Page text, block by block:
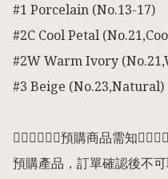
#1 Porcelain (No.13-17)
#2C Cool Petal
#2W Warm Ivory
#3 Beige (No.23,Natural)
👇🏻👇🏻👇🏻預購商品需知
預購產品，訂單確認後不可